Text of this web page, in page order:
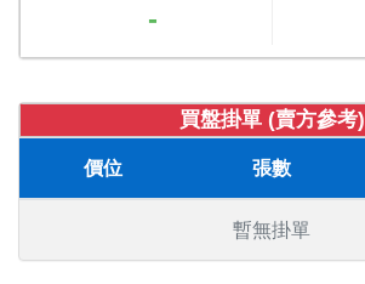
-
買盤掛單 (賣方參考)
價位 張數
暫無掛單